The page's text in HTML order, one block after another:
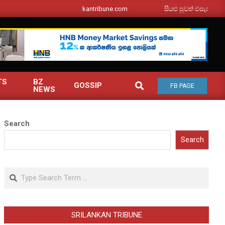
srilankantribune.com සියළු පුවත් එසැනින් ඔබ
BZ
NEWS
GOSSIP SEARCH
FB PAGE
Search
Search
Search
SRILANKAN TRIBUNE